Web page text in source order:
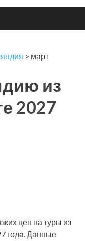
> март
из
2027
цен на туры из
года. Данные